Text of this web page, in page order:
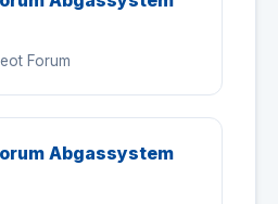
Forum
Abgassystem